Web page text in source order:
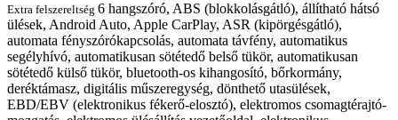
Extra felszereltség 6 hangszóró, ABS (blokkolásgátló), állítható hátsó
ülések, Android Auto, Apple CarPlay, ASR (kipörgésgátló),
automata fényszórókapcsolás, automata távfény, automatikus
segélyhívó, automatikusan sötétedő belső tükör, automatikusan
sötétedő külső tükör, bluetooth-os kihangosító, bőrkormány,
deréktámasz, digitális műszeregység, dönthető utasülések,
EBD/EBV (elektronikus fékerő-elosztó), elektromos csomagtérajtó-